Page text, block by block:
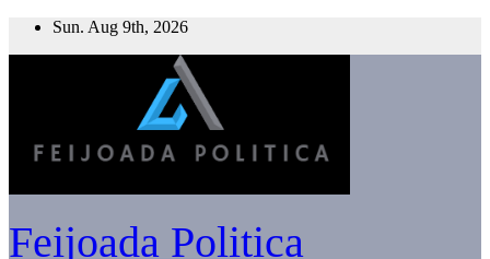
Skip
Sun. Aug 9th, 2026
Feijoada Politica